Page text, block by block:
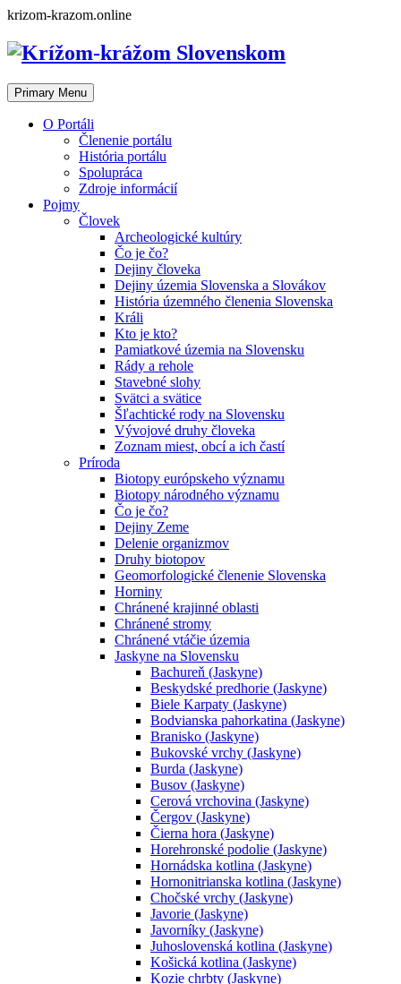
Skip
content
krizom-krazom.online
Primary Menu
O Portáli
Členenie portálu
História portálu
Spolupráca
Zdroje informácií
Pojmy
Človek
Archeologické kultúry
Čo je čo?
Dejiny človeka
Dejiny územia Slovenska a Slovákov
História územného členenia Slovenska
Králi
Kto je kto?
Pamiatkové územia na Slovensku
Rády a rehole
Stavebné slohy
Svätci a svätice
Šľachtické rody na Slovensku
Vývojové druhy človeka
Zoznam miest, obcí a ich častí
Príroda
Biotopy európskeho významu
Biotopy národného významu
Čo je čo?
Dejiny Zeme
Delenie organizmov
Druhy biotopov
Geomorfologické členenie Slovenska
Horniny
Chránené krajinné oblasti
Chránené stromy
Chránené vtáčie územia
Jaskyne na Slovensku
Bachureň (Jaskyne)
Beskydské predhorie (Jaskyne)
Biele Karpaty (Jaskyne)
Bodvianska pahorkatina (Jaskyne)
Branisko (Jaskyne)
Bukovské vrchy (Jaskyne)
Burda (Jaskyne)
Busov (Jaskyne)
Cerová vrchovina (Jaskyne)
Čergov (Jaskyne)
Čierna hora (Jaskyne)
Horehronské podolie (Jaskyne)
Hornádska kotlina (Jaskyne)
Hornonitrianska kotlina (Jaskyne)
Chočské vrchy (Jaskyne)
Javorie (Jaskyne)
Javorníky (Jaskyne)
Juhoslovenská kotlina (Jaskyne)
Košická kotlina (Jaskyne)
Kozie chrbty (Jaskyne)